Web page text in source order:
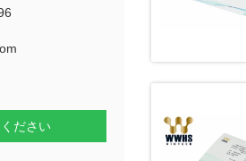
ださい